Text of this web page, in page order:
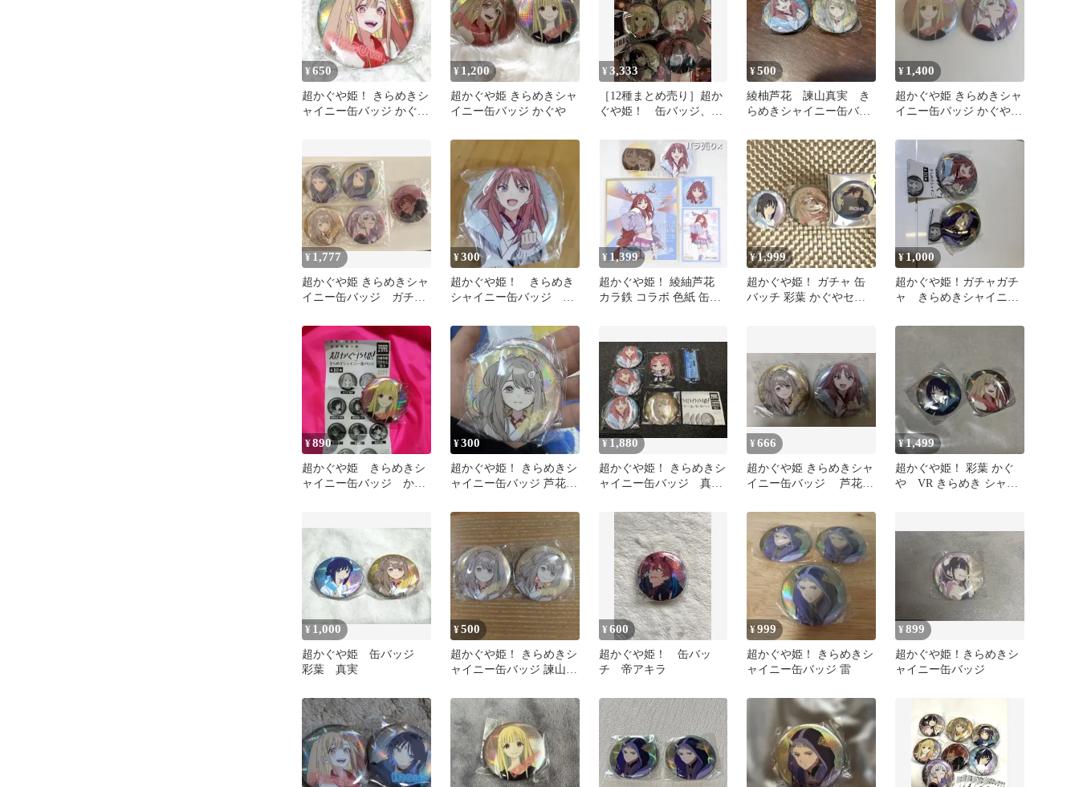
¥650
超かぐや姫！ きらめきシ
ャイニー缶バッジ かぐや
¥ 1,200
超かぐや姫 きらめきシャ
イニー缶バッジ かぐや
¥3,333
［12種まとめ売り］超か
ぐや姫！ 缶バッジ、
ダー
¥500
綾柚芦花 諫山真実 き
らめきシャイニー缶バッ
¥ 1,400
超かぐや姫 きらめきシャ
イニー缶バッジ かぐや
¥ 1,777
超かぐや姫 きらめきシャ
イニー缶バッジ ガチャ
¥300
超かぐや姫！ きらめき
シャイニー缶バッジ 綾
¥1,399
超かぐや姫！ 綾紬芦花
カラ鉄 コラボ 色紙 缶バ
¥1,999
超かぐや姫！ ガチャ 缶
バッチ 彩葉 かぐやセッ
¥1,000
超かぐや姫！ガチャガチ
ャ きらめきシャイニー
¥890
超かぐや姫 きらめきシ
ャイニー缶バッジ かぐ
¥300
超かぐや姫！ きらめきシ
ャイニー缶バッジ 芦花
¥ 1,880
超かぐや姫！ きらめきシ
ャイニー缶バッジ 真
ンド セット
¥666
超かぐや姫 きらめきシャ
イニー缶バッジ 芦花・
¥1,499
超かぐや姫！ 彩葉 かぐ
や VR きらめき シャイ
¥ 1,000
超かぐや姫 缶バッジ
彩葉 真実
¥500
超かぐや姫！ きらめきシ
ャイニー缶バッジ 諫山真
¥600
超かぐや姫！ 缶バッ
チ 帝アキラ
¥999
超かぐや姫！ きらめきシ
ャイニー缶バッジ 雷
¥899
超かぐや姫！きらめきシ
ャイニー缶バッジ